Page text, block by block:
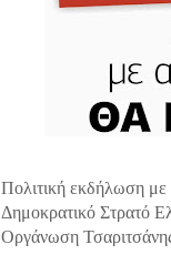
Πολιτική εκδήλωση
Δημοκρατικό Στρατό
Οργάνωση